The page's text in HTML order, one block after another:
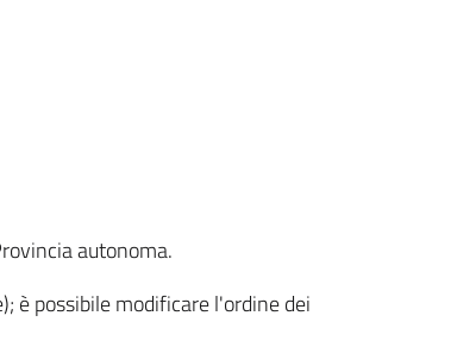
autonoma.
è possibile modificare l'ordine dei